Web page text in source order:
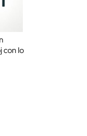
con lo